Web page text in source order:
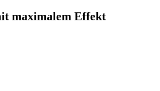
maximalem Effekt